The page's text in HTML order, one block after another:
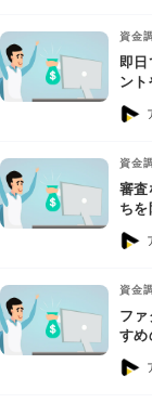
資金
即日
ン
資金
審査
ち
資金
フ
すめ